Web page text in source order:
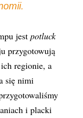
jest potluck
przygotowują
regionie, a
się nimi
i placki